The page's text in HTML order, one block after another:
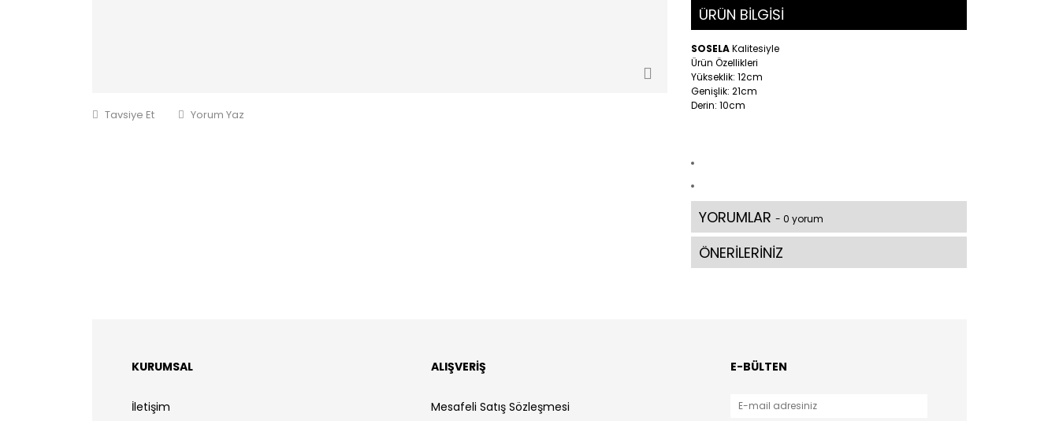
Tavsiye Et Yorum Yaz
ÜRÜN BİLGİSİ
SOSELAKalitesiyle
Ürün Özellikleri
Yükseklik: 12cm
Genişlik: 21cm
Derin: 10cm
YORUMLAR - 0 yorum
ÖNERİLERİNİZ
KURUMSAL
İletişim
ALIŞVERİŞ
Mesafeli Satış Sözleşmesi
E-BÜLTEN